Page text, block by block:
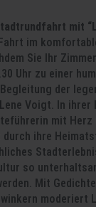
mit
im
Sie Ihr
Uhr zu einer
der
Voigt. In ihrer
mit Herz
ihre
so
Mit
moderiert